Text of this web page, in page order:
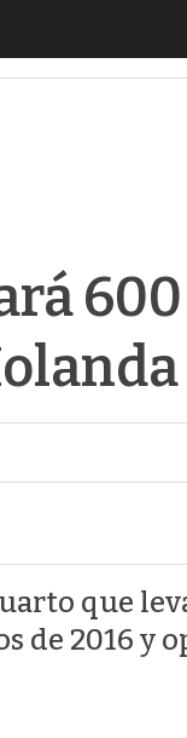
que
de 2016 y